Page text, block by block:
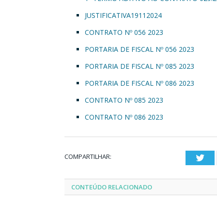
JUSTIFICATIVA19112024
CONTRATO Nº 056 2023
PORTARIA DE FISCAL Nº 056 2023
PORTARIA DE FISCAL Nº 085 2023
PORTARIA DE FISCAL Nº 086 2023
CONTRATO Nº 085 2023
CONTRATO Nº 086 2023
COMPARTILHAR:
CONTEÚDO RELACIONADO